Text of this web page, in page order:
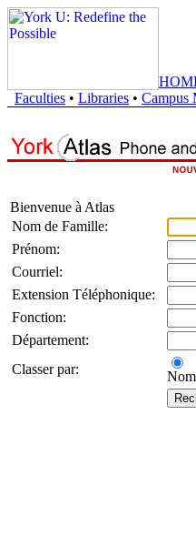
Faculties • Libraries • Campus
Bienvenue à Atlas
Nom de Famille:
Prénom:
Courriel:
Extension Téléphonique:
Fonction:
Département:
Classer par: